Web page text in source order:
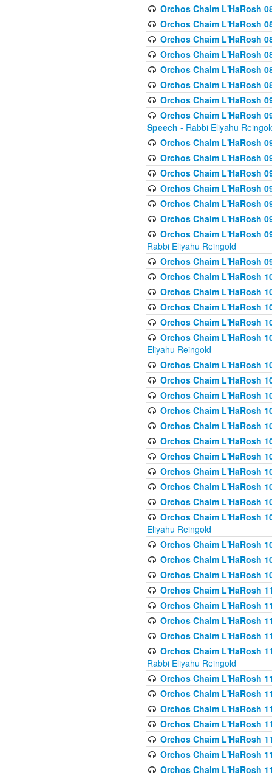
Orchos Chaim L'HaRosh
Orchos Chaim L'HaRosh
Orchos Chaim L'HaRosh
Orchos Chaim L'HaRosh
Orchos Chaim L'HaRosh
Orchos Chaim L'HaRosh
Orchos Chaim L'HaRosh
Orchos Chaim L'HaRosh
Speech - Rabbi Eliyahu
Orchos Chaim L'HaRosh
Orchos Chaim L'HaRosh
Orchos Chaim L'HaRosh
Orchos Chaim L'HaRosh
Orchos Chaim L'HaRosh
Orchos Chaim L'HaRosh
Orchos Chaim L'HaRosh
Rabbi Eliyahu Reingold
Orchos Chaim L'HaRosh
Orchos Chaim L'HaRosh
Orchos Chaim L'HaRosh
Orchos Chaim L'HaRosh
Orchos Chaim L'HaRosh
Orchos Chaim L'HaRosh
Eliyahu Reingold
Orchos Chaim L'HaRosh
Orchos Chaim L'HaRosh
Orchos Chaim L'HaRosh
Orchos Chaim L'HaRosh
Orchos Chaim L'HaRosh
Orchos Chaim L'HaRosh
Orchos Chaim L'HaRosh
Orchos Chaim L'HaRosh
Orchos Chaim L'HaRosh
Orchos Chaim L'HaRosh
Orchos Chaim L'HaRosh
Eliyahu Reingold
Orchos Chaim L'HaRosh
Orchos Chaim L'HaRosh
Orchos Chaim L'HaRosh
Orchos Chaim L'HaRosh
Orchos Chaim L'HaRosh
Orchos Chaim L'HaRosh
Orchos Chaim L'HaRosh
Orchos Chaim L'HaRosh
Rabbi Eliyahu Reingold
Orchos Chaim L'HaRosh
Orchos Chaim L'HaRosh
Orchos Chaim L'HaRosh
Orchos Chaim L'HaRosh
Orchos Chaim L'HaRosh
Orchos Chaim L'HaRosh
Orchos Chaim L'HaRosh